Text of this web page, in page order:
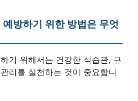
방하기 위한 방법은 무엇
기 위해서는 건강한 식습관, 규
리를 실천하는 것이 중요합니